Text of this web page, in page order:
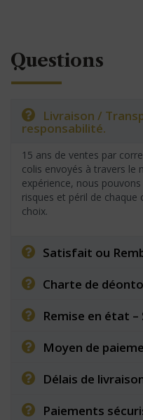
Questions
Livraison /
responsabilité.
15 ans de ventes par
colis envoyés à travers le
expérience, nous
risques et péril de
choix.
Satisfait ou
Charte de
Remise en état
Moyen de
Délais de
Paiements